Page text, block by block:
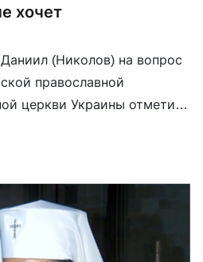
хочет
(Николов) на вопрос
православной
церкви Украины отметил,
не разорвали общение с
он. Что касается
по его словам, […]